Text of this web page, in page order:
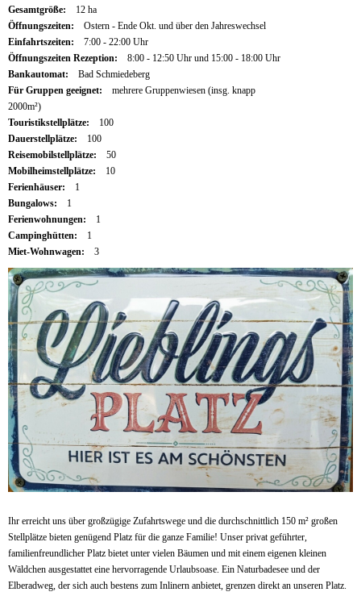
Gesamtgröße:
12 ha
Öffnungszeiten:
Ostern - Ende Okt. und über den Jahreswechsel
Einfahrtszeiten:
7:00 - 22:00 Uhr
Öffnungszeiten Rezeption:
8:00 - 12:50 Uhr und 15:00 - 18:00 Uhr
Bankautomat:
Bad Schmiedeberg
Für Gruppen geeignet:
mehrere Gruppenwiesen (insg. knapp
2000m²)
Touristikstellplätze:
100
Dauerstellplätze:
100
Reisemobilstellplätze:
50
Mobilheimstellplätze:
10
Ferienhäuser:
1
Bungalows:
1
Ferienwohnungen:
1
Campinghütten:
1
Miet-Wohnwagen:
3
Ihr erreicht uns über großzügige Zufahrtswege und die durchschnittlich 150 m² großen
Stellplätze bieten genügend Platz für die ganze Familie! Unser privat geführter,
familienfreundlicher Platz bietet unter vielen Bäumen und mit einem eigenen kleinen
Wäldchen ausgestattet eine hervorragende Urlaubsoase. Ein Naturbadesee und der
Elberadweg, der sich auch bestens zum Inlinern anbietet, grenzen direkt an unseren Platz.